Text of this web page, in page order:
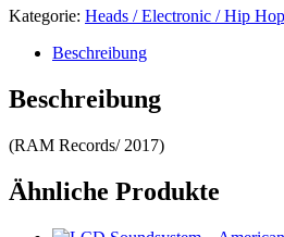
Kategorie: Heads / Electronic / Hip Hop
Beschreibung
Beschreibung
(RAM Records/ 2017)
Ähnliche Produkte